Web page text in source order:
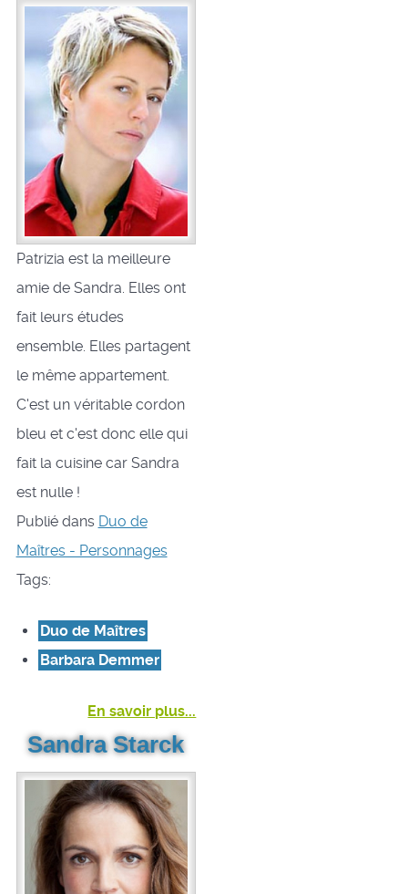
Patrizia est la meilleure
amie de Sandra. Elles ont
fait leurs études
ensemble. Elles partagent
le même appartement.
C'est un véritable cordon
bleu et c'est donc elle qui
fait la cuisine car Sandra
est nulle !
Publié dans Duo de
Maîtres - Personnages
Tags:
Duo de Maîtres
Barbara Demmer
En savoir plus...
Sandra Starck